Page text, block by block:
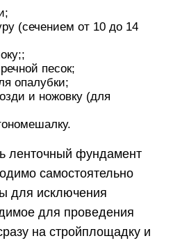
(сечением от 10 до 14
песок;
опалубки;
и ножовку (для
ленточный фундамент
самостоятельно
для исключения
для проведения
на стройплощадку и